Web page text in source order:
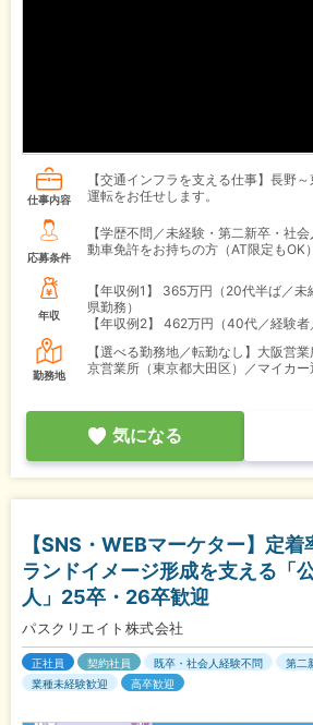
仕事内容
【交通インフラを支える仕事】長野
運転をお任せします。
応募条件
【学歴不問／未経験・第二新卒・社
動車免許をお持ちの方（AT限定もOK）
年収
【年収例1】
365万円（20代半ば／未
県勤務）
【年収例2】
462万円（40代／経験者
勤務地
【選べる勤務地／転勤なし】大阪営
京営業所（東京都大田区）／マイカー
気になる
【SNS・WEBマーケター】定
ランドイメージ形成を支える「
人」25卒・26卒歓迎
パスクリエイト株式会社
正社員 契約社員 既卒・社会人経験不問 第二
業種未経験歓迎
高卒歓迎